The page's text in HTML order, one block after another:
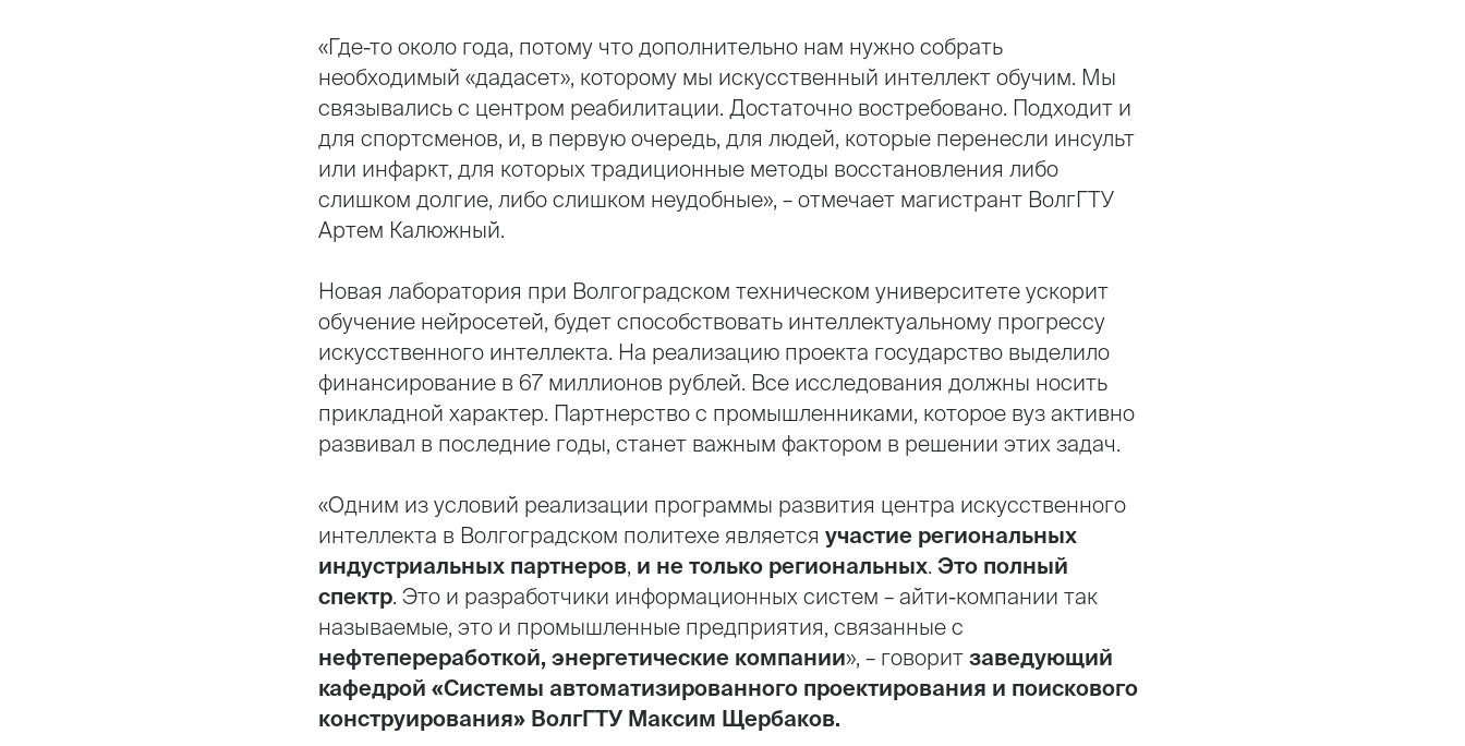
«Где-то около года, потому что дополнительно нам нужно собрать
необходимый «дадасет», которому мы искусственный интеллект обучим. Мы
связывались с центром реабилитации. Достаточно востребовано. Подходит и
для спортсменов, и, в первую очередь, для людей, которые перенесли инсульт
или инфаркт, для которых традиционные методы восстановления либо
слишком долгие, либо слишком неудобные», – отмечает магистрант ВолгГТУ
Артем Калюжный.
Новая лаборатория при Волгоградском техническом университете ускорит
обучение нейросетей, будет способствовать интеллектуальному прогрессу
искусственного интеллекта. На реализацию проекта государство выделило
финансирование в 67 миллионов рублей. Все исследования должны носить
прикладной характер. Партнерство с промышленниками, которое вуз активно
развивал в последние годы, станет важным фактором в решении этих задач.
«Одним из условий реализации программы развития центра искусственного
интеллекта в Волгоградском политехе является участие региональных
индустриальных партнеров и не только региональных Это полный
спектр . Это и разработчики информационных систем – айти-компании так
называемые, это и промышленные предприятия, связанные с
нефтепереработкой, энергетические компании», – говорит заведующий
кафедрой «Системы автоматизированного проектирования и поискового
конструирования» ВолгГТУ Максим Щербаков.